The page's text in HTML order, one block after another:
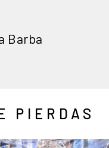
Barba
PIERDAS